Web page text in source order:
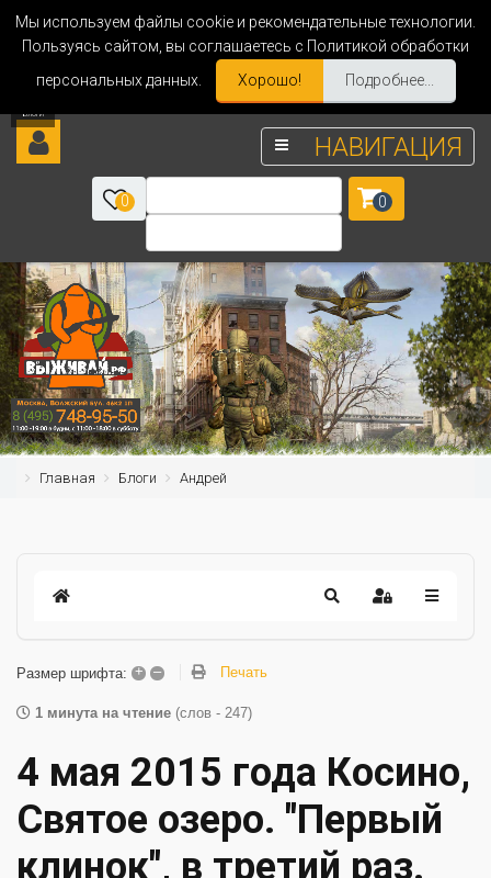
Мы используем файлы cookie и рекомендательные технологии.
Пользуясь сайтом, вы соглашаетесь с Политикой обработки
персональных данных.
Хорошо! Подробнее...
НАВИГАЦИЯ
0 0
Главная Блоги Андрей
Размер шрифта: + – Печать
1 минута на чтение (слов - 247)
4 мая 2015 года Косино,
Святое озеро. "Первый
клинок", в третий раз.